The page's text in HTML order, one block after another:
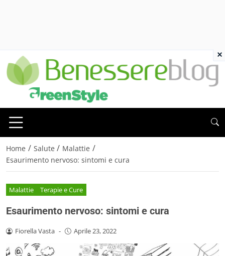
Home / Salute / Malattie /
Esaurimento nervoso: sintomi e cura
Malattie Terapie e Cure
Esaurimento nervoso: sintomi e cura
Fiorella Vasta - Aprile 23, 2022
×